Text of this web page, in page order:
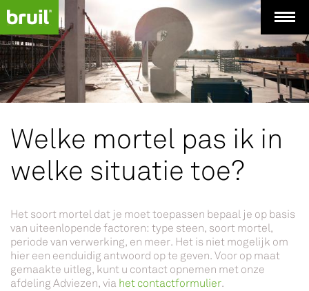
Welke mortel pas ik in
welke situatie toe?
Het soort mortel dat je moet toepassen bepaal je op basis
van uiteenlopende factoren: type steen, soort mortel,
periode van verwerking, en meer. Het is niet mogelijk om
hier een eenduidig antwoord op te geven. Voor op maat
gemaakte uitleg, kunt u contact opnemen met onze
afdeling Adviezen, via het contactformulier.